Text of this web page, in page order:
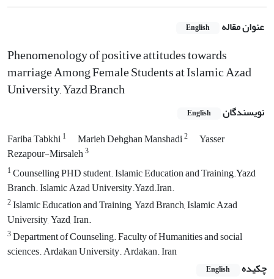
عنوان مقاله English
Phenomenology of positive attitudes towards
marriage Among Female Students at ‎Islamic Azad
University, Yazd Branch
نویسندگان English
Fariba Tabkhi1 Marieh Dehghan Manshadi2
Yasser
Rezapour-Mirsaleh3
1Counselling PHD student. Islamic Education and Training.Yazd
Branch. Islamic Azad University.Yazd.Iran.
2Islamic Education and Training, Yazd Branch, Islamic Azad
University, Yazd, Iran.
3Department of Counseling. Faculty of Humanities and social
sciences. Ardakan University. Ardakan. Iran
چکیده
English